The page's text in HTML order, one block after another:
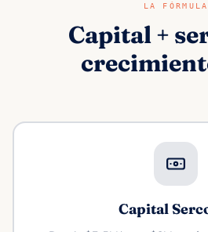
LA FÓRMULA
Capital +
Capital